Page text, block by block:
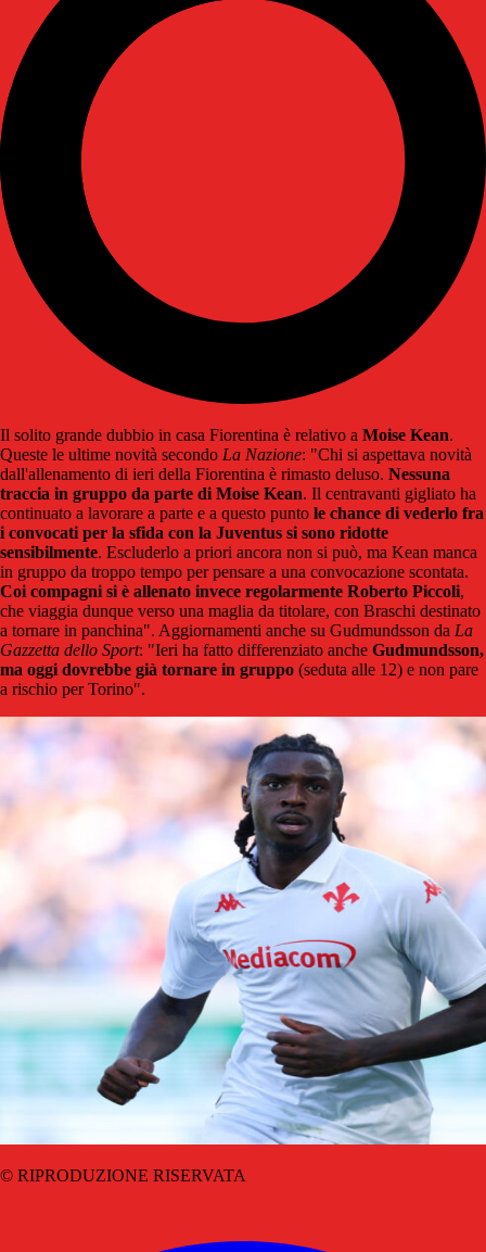
Il solito grande dubbio in casa Fiorentina è relativo a Moise Kean.
Queste le ultime novità secondo La Nazione: "Chi si aspettava novità
dall'allenamento di ieri della Fiorentina è rimasto deluso. Nessuna
traccia in gruppo da parte di Moise Kean. Il centravanti gigliato ha
continuato a lavorare a parte e a questo punto le chance di vederlo fra
i convocati per la sfida con la Juventus si sono ridotte
sensibilmente. Escluderlo a priori ancora non si può, ma Kean manca
in gruppo da troppo tempo per pensare a una convocazione scontata.
Coi compagni si è allenato invece regolarmente Roberto Piccoli,
che viaggia dunque verso una maglia da titolare, con Braschi destinato
a tornare in panchina". Aggiornamenti anche su Gudmundsson da La
Gazzetta dello Sport: "Ieri ha fatto differenziato anche Gudmundsson,
ma oggi dovrebbe già tornare in gruppo (seduta alle 12) e non pare
a rischio per Torino".
© RIPRODUZIONE RISERVATA